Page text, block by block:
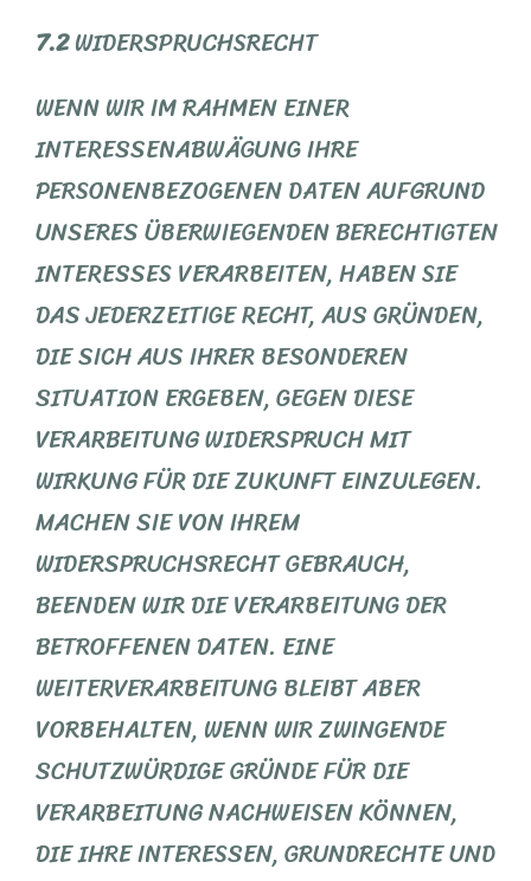
7.2WIDERSPRUCHSRECHT
WENN WIR IM RAHMEN EINER
INTERESSENABWÄGUNG IHRE
PERSONENBEZOGENEN DATEN AUFGRUND
UNSERES ÜBERWIEGENDEN BERECHTIGTEN
INTERESSES VERARBEITEN, HABEN SIE
DAS JEDERZEITIGE RECHT, AUS GRÜNDEN,
DIE SICH AUS IHRER BESONDEREN
SITUATION ERGEBEN, GEGEN DIESE
VERARBEITUNG WIDERSPRUCH MIT
WIRKUNG FÜR DIE ZUKUNFT EINZULEGEN.
MACHEN SIE VON IHREM
WIDERSPRUCHSRECHT GEBRAUCH,
BEENDEN WIR DIE VERARBEITUNG DER
BETROFFENEN DATEN. EINE
WEITERVERARBEITUNG BLEIBT ABER
VORBEHALTEN, WENN WIR ZWINGENDE
SCHUTZWÜRDIGE GRÜNDE FÜR DIE
VERARBEITUNG NACHWEISEN KÖNNEN,
DIE IHRE INTERESSEN, GRUNDRECHTE UND